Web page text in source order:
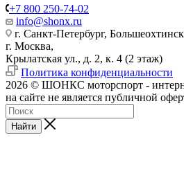
+7 800 250-74-02
info@shonx.ru
г. Санкт-Петербург,
г. Москва,
Крылатская ул., д. 2, к. 4 (2 этаж)
Политика конфиденциальности
2026 © ШОНКС моторспорт -
на сайте не является публичной
Найти